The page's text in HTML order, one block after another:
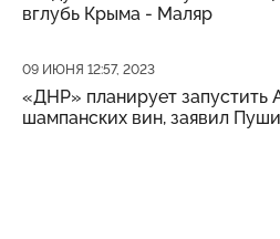
вглубь Крыма - Маляр
Дата публикации
09 ИЮНЯ 12:57, 2023
«ДНР» планирует запустить
шампанских вин, заявил